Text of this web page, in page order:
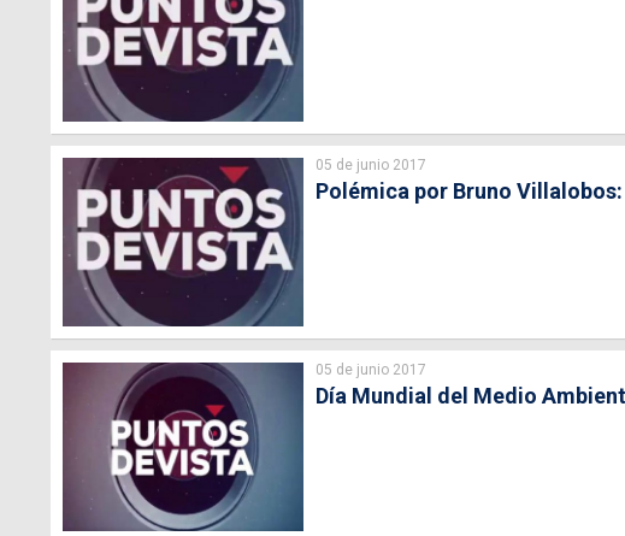
05 de junio 2017
Polémica por Bruno
05 de junio 2017
Día Mundial del Medio